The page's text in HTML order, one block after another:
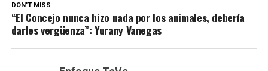
DON'T MISS
“El Concejo nunca hizo nada por los animales, debería
darles vergüenza”: Yurany Vanegas